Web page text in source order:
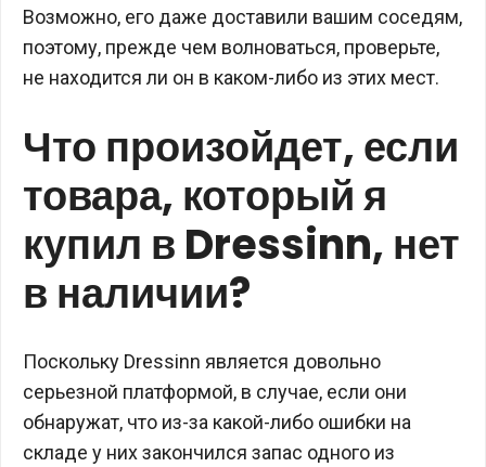
Возможно, его даже доставили вашим соседям,
поэтому, прежде чем волноваться, проверьте,
не находится ли он в каком-либо из этих мест.
Что произойдет, если
товара, который я
купил в Dressinn, нет
в наличии?
Поскольку Dressinn является довольно
серьезной платформой, в случае, если они
обнаружат, что из-за какой-либо ошибки на
складе у них закончился запас одного из